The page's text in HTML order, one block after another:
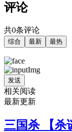
评论
共0条评论
综合 最新 最热
发送
相关阅读
最新更新
三国杀 【杀